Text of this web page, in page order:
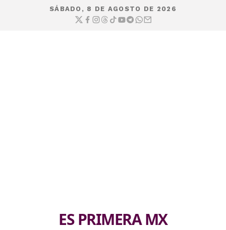
SÁBADO, 8 DE AGOSTO DE 2026
ES PRIMERA MX